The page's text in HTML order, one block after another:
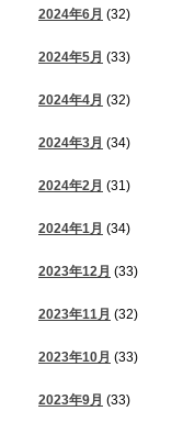
2024年6月 (32)
2024年5月 (33)
2024年4月 (32)
2024年3月 (34)
2024年2月 (31)
2024年1月 (34)
2023年12月 (33)
2023年11月 (32)
2023年10月 (33)
2023年9月 (33)